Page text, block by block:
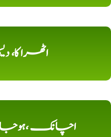
اٹھرا کا،
اچانک